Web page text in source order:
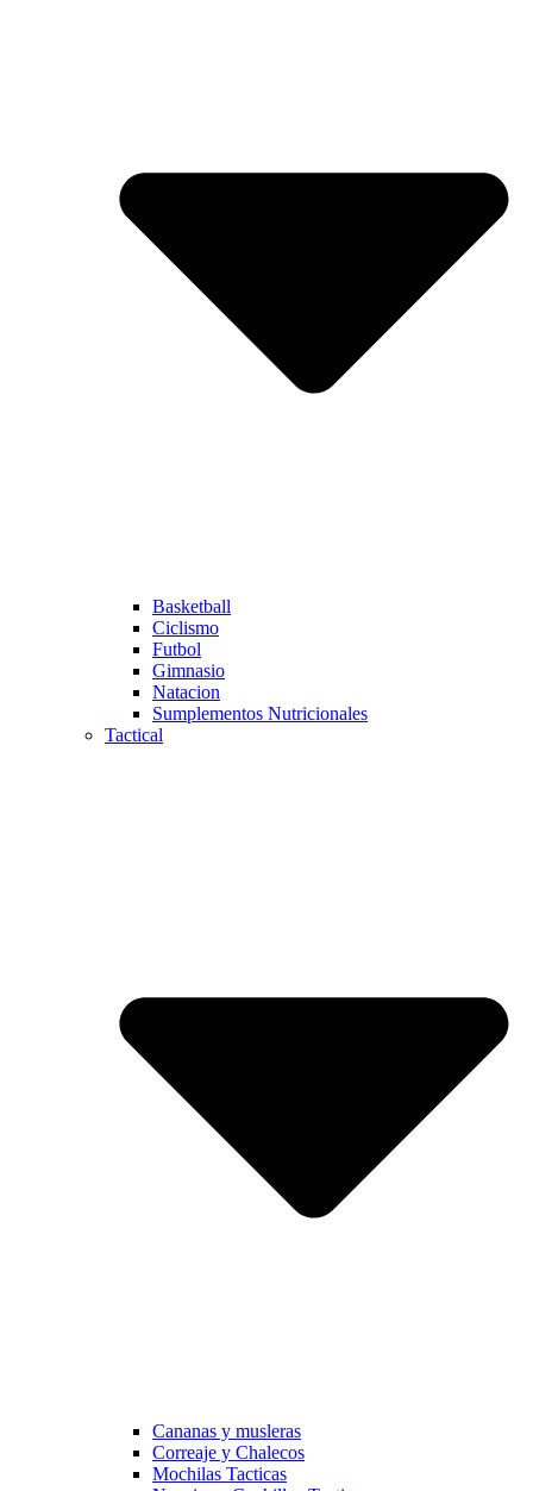
Basketball
Ciclismo
Futbol
Gimnasio
Natacion
Sumplementos Nutricionales
Tactical
Cananas y musleras
Correaje y Chalecos
Mochilas Tacticas